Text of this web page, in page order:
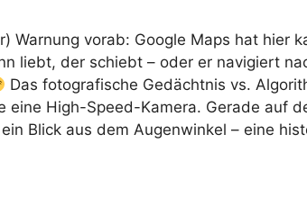
Warnung vorab: Google Maps hat hier
liebt, der schiebt – oder er navigiert
Das fotografische Gedächtnis vs.
eine High-Speed-Kamera. Gerade auf
Blick aus dem Augenwinkel – eine